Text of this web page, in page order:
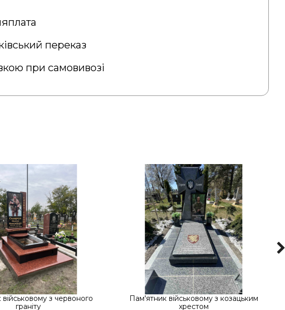
переказ
при самовивозі
з червоного
граніту
Пам'ятник військовому з козацьким
хрестом